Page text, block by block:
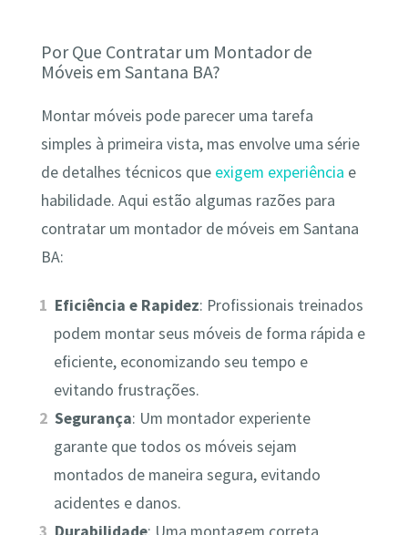
Por Que Contratar um Montador de
Móveis em Santana BA?
Montar móveis pode parecer uma tarefa
simples à primeira vista, mas envolve uma série
de detalhes técnicos que exigem experiência e
habilidade. Aqui estão algumas razões para
contratar um montador de móveis em Santana
BA:
Eficiência e Rapidez: Profissionais treinados
podem montar seus móveis de forma rápida e
eficiente, economizando seu tempo e
evitando frustrações.
Segurança: Um montador experiente
garante que todos os móveis sejam
montados de maneira segura, evitando
acidentes e danos.